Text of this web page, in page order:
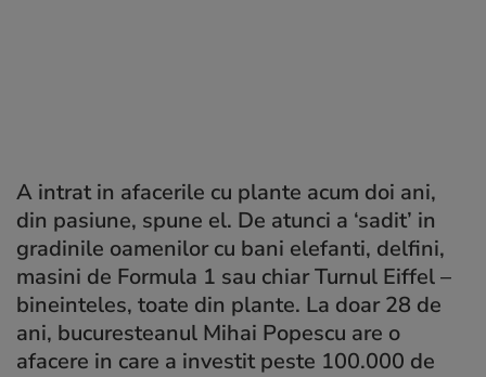
A intrat in afacerile cu plante acum doi ani,
din pasiune, spune el. De atunci a ‘sadit’ in
gradinile oamenilor cu bani elefanti, delfini,
masini de Formula 1 sau chiar Turnul Eiffel –
bineinteles, toate din plante. La doar 28 de
ani, bucuresteanul Mihai Popescu are o
afacere in care a investit peste 100.000 de